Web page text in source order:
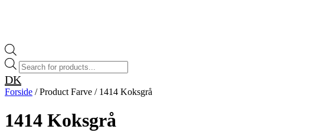
Products
search
DK
Forside / Product Farve / 1414 Koksgrå
1414 Koksgrå